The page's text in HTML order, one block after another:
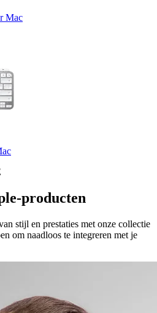
Mac
producten
stijl en prestaties met onze collectie
om naadloos te integreren met je